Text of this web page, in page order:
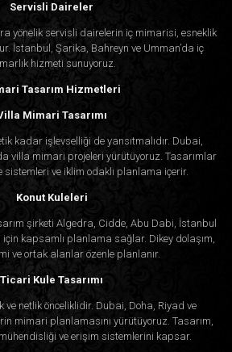
Servisli Daireler
yönelik servisli dairelerin iç mimarisi, esneklik
İstanbul, Şarika, Bahreyn ve Umman’da iç
hizmeti sunuyoruz.
Tasarım Hizmetleri
Mimari Tasarımı
kadar işlevselliği de yansıtmalıdır. Dubai,
villa mimari projeleri yürütüyoruz. Tasarımlar
sistemleri ve iklim odaklı planlama içerir.
Konut Kuleleri
şirketi Algedra, Cidde, Abu Dabi, İstanbul
için kapsamlı planlama sağlar. Dikey dolaşım,
ve ortak alanlar özenle planlanır.
Ticari Kule Tasarımı
ve netlik önceliklidir. Dubai, Doha, Riyad ve
mimari planlamasını yürütüyoruz. Tasarım,
ve erişim sistemlerini kapsar.